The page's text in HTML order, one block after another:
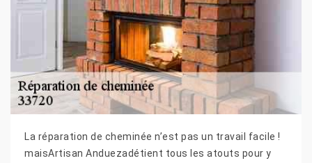
La réparation de cheminée n’est pas un travail facile !
maisArtisan Anduezadétient tous les atouts pour y